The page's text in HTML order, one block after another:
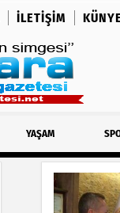
İLETIŞIM
YAŞAM